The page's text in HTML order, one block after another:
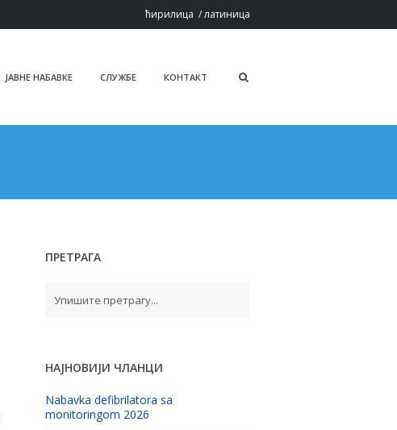
ћирилица /латиница
ЈАВНЕ НАБАВКЕ СЛУЖБЕ КОНТАКТ
ПРЕТРАГА
НАЈНОВИЈИ ЧЛАНЦИ
Nabavka defibrilatora sa
monitoringom 2026